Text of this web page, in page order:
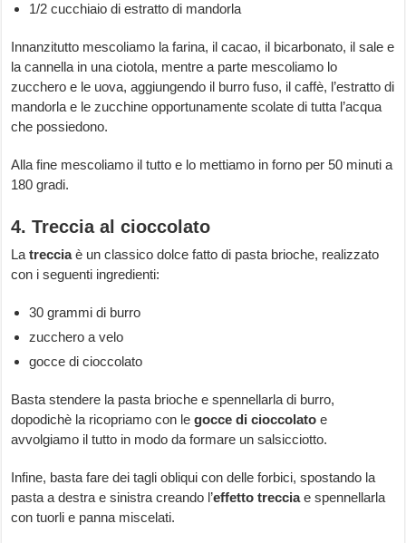
1/2 cucchiaio di estratto di mandorla
Innanzitutto mescoliamo la farina, il cacao, il bicarbonato, il sale e
la cannella in una ciotola, mentre a parte mescoliamo lo
zucchero e le uova, aggiungendo il burro fuso, il caffè, l’estratto di
mandorla e le zucchine opportunamente scolate di tutta l’acqua
che possiedono.
Alla fine mescoliamo il tutto e lo mettiamo in forno per 50 minuti a
180 gradi.
4. Treccia al cioccolato
Latrecciaè un classico dolce fatto di pasta brioche, realizzato
con i seguenti ingredienti:
30 grammi di burro
zucchero a velo
gocce di cioccolato
Basta stendere la pasta brioche e spennellarla di burro,
dopodichè la ricopriamo con legocce di cioccolato e
avvolgiamo il tutto in modo da formare un salsicciotto.
Infine, basta fare dei tagli obliqui con delle forbici, spostando la
pasta a destra e sinistra creando l’effetto trecciae spennellarla
con tuorli e panna miscelati.